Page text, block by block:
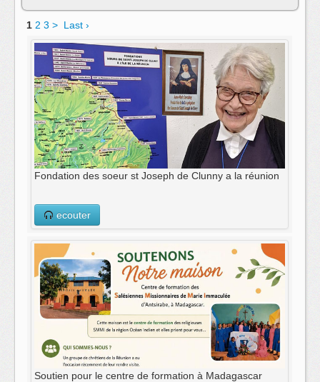
1 2 3 > Last ›
Fondation des soeur st Joseph de Clunny a la réunion
ecouter
Soutien pour le centre de formation à Madagascar